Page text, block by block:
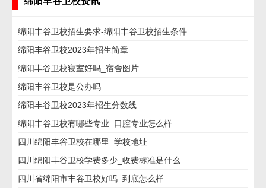
绵阳丰谷卫校招生要求-绵阳丰谷卫校招生条件
绵阳丰谷卫校2023年招生简章
绵阳丰谷卫校寝室好吗_宿舍图片
绵阳丰谷卫校是公办吗
绵阳丰谷卫校2023年招生分数线
绵阳丰谷卫校有哪些专业_口腔专业怎么样
四川绵阳丰谷卫校在哪里_学校地址
四川绵阳丰谷卫校学费多少_收费标准是什么
四川省绵阳市丰谷卫校好吗_到底怎么样